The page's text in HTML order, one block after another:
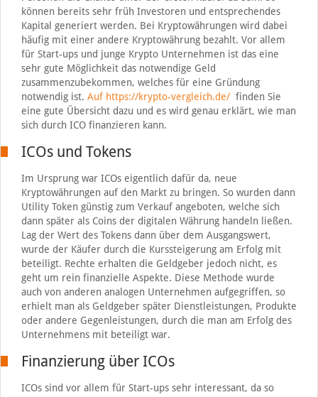
können bereits sehr früh Investoren und entsprechendes
Kapital generiert werden. Bei Kryptowährungen wird dabei
häufig mit einer andere Kryptowährung bezahlt. Vor allem
für Start-ups und junge Krypto Unternehmen ist das eine
sehr gute Möglichkeit das notwendige Geld
zusammenzubekommen, welches für eine Gründung
notwendig ist. Auf https://krypto-vergleich.de/ finden Sie
eine gute Übersicht dazu und es wird genau erklärt, wie man
sich durch ICO finanzieren kann.
ICOs und Tokens
Im Ursprung war ICOs eigentlich dafür da, neue
Kryptowährungen auf den Markt zu bringen. So wurden dann
Utility Token günstig zum Verkauf angeboten, welche sich
dann später als Coins der digitalen Währung handeln ließen.
Lag der Wert des Tokens dann über dem Ausgangswert,
wurde der Käufer durch die Kurssteigerung am Erfolg mit
beteiligt. Rechte erhalten die Geldgeber jedoch nicht, es
geht um rein finanzielle Aspekte. Diese Methode wurde
auch von anderen analogen Unternehmen aufgegriffen, so
erhielt man als Geldgeber später Dienstleistungen, Produkte
oder andere Gegenleistungen, durch die man am Erfolg des
Unternehmens mit beteiligt war.
Finanzierung über ICOs
ICOs sind vor allem für Start-ups sehr interessant, da so